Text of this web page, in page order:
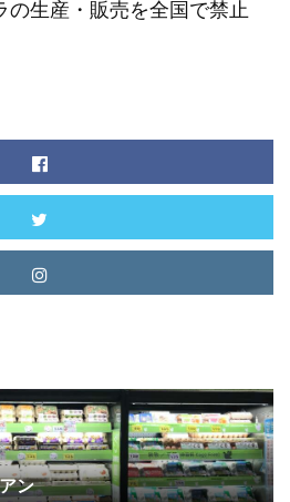
の生産・販売を全国で禁止
ン